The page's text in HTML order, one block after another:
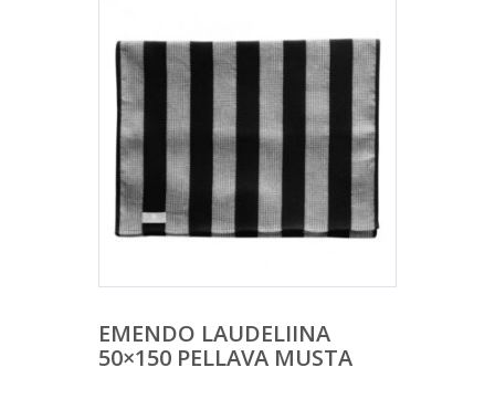
EMENDO LAUDELIINA
50×150 PELLAVA MUSTA